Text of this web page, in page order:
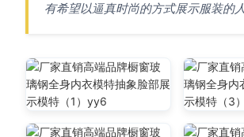
有希望以逼真时尚的方式展示服装的